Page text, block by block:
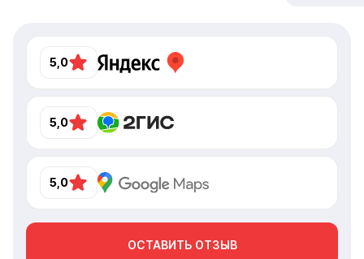
5,0
5,0
5,0
ОСТАВИТЬ ОТЗЫВ